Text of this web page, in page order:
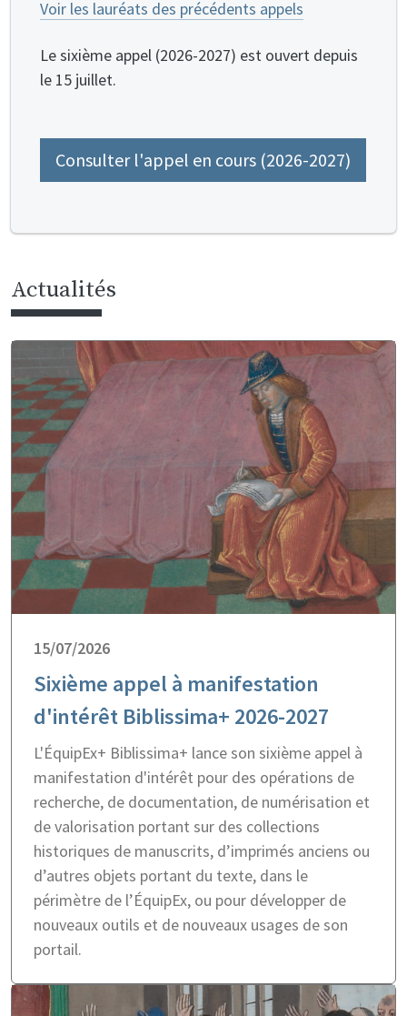
Voir les lauréats des précédents appels
Le sixième appel (2026-2027) est ouvert depuis
le 15 juillet.
Consulter l'appel en cours (2026-2027)
Actualités
15/07/2026
Sixième appel à manifestation
d'intérêt Biblissima+ 2026-2027
L'ÉquipEx+ Biblissima+ lance son sixième appel à
manifestation d'intérêt pour des opérations de
recherche, de documentation, de numérisation et
de valorisation portant sur des collections
historiques de manuscrits, d’imprimés anciens ou
d’autres objets portant du texte, dans le
périmètre de l’ÉquipEx, ou pour développer de
nouveaux outils et de nouveaux usages de son
portail.